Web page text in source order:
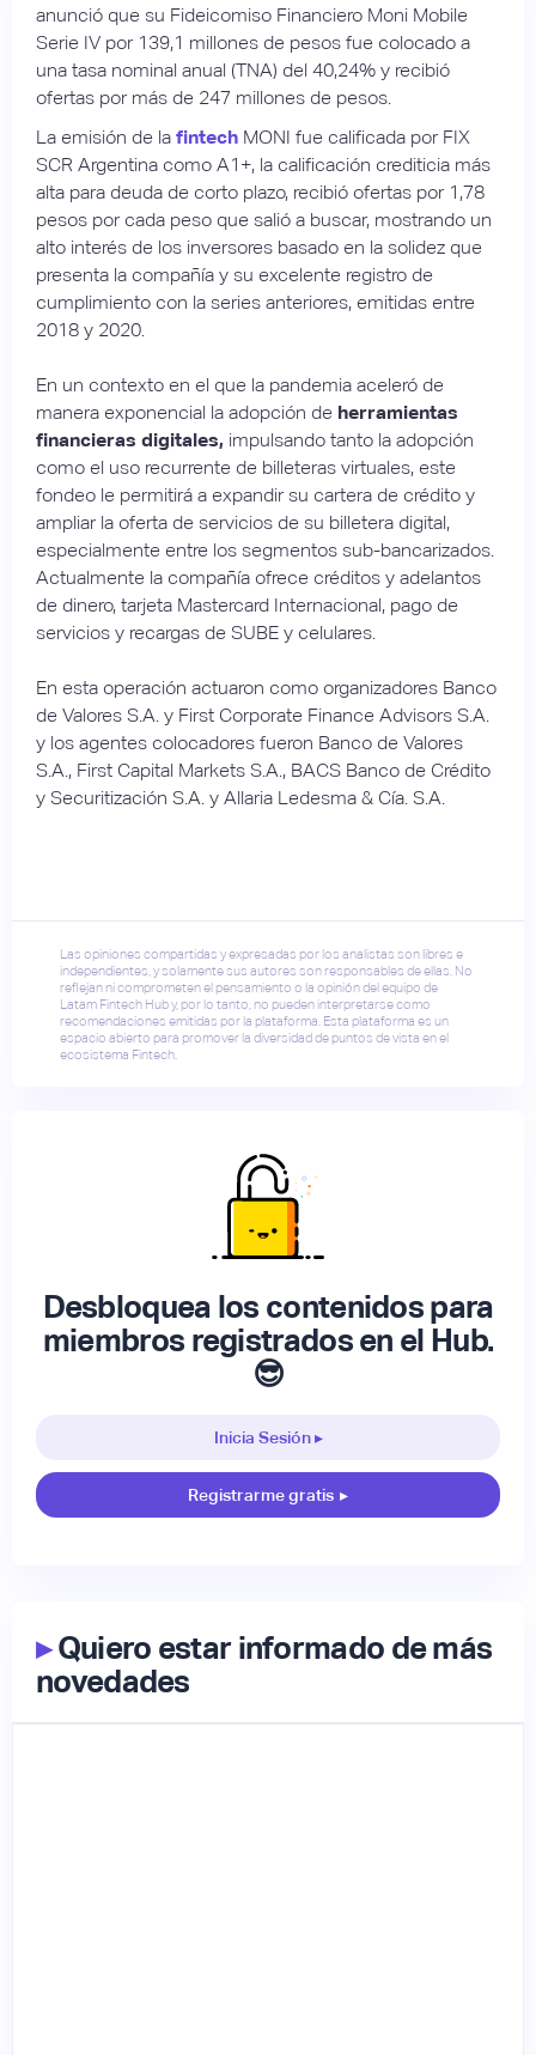
anunció que su Fideicomiso Financiero Moni Mobile
Serie IV por 139,1 millones de pesos fue colocado a
una tasa nominal anual (TNA) del 40,24% y recibió
ofertas por más de 247 millones de pesos.
La emisión de la fintech MONI fue calificada por FIX
SCR Argentina como A1+, la calificación crediticia más
alta para deuda de corto plazo, recibió ofertas por 1,78
pesos por cada peso que salió a buscar, mostrando un
alto interés de los inversores basado en la solidez que
presenta la compañía y su excelente registro de
cumplimiento con la series anteriores, emitidas entre
2018 y 2020.
En un contexto en el que la pandemia aceleró de
manera exponencial la adopción de herramientas
financieras digitales, impulsando tanto la adopción
como el uso recurrente de billeteras virtuales, este
fondeo le permitirá a expandir su cartera de crédito y
ampliar la oferta de servicios de su billetera digital,
especialmente entre los segmentos sub-bancarizados.
Actualmente la compañía ofrece créditos y adelantos
de dinero, tarjeta Mastercard Internacional, pago de
servicios y recargas de SUBE y celulares.
En esta operación actuaron como organizadores Banco
de Valores S.A. y First Corporate Finance Advisors S.A.
y los agentes colocadores fueron Banco de Valores
S.A., First Capital Markets S.A., BACS Banco de Crédito
y Securitización S.A. y Allaria Ledesma & Cía. S.A.
Las opiniones compartidas y expresadas por los analistas son libres e
independientes, y solamente sus autores son responsables de ellas. No
reflejan ni comprometen el pensamiento o la opinión del equipo de
Latam Fintech Hub y, por lo tanto, no pueden interpretarse como
recomendaciones emitidas por la plataforma. Esta plataforma es un
espacio abierto para promover la diversidad de puntos de vista en el
ecosistema Fintech.
Desbloquea los contenidos para
miembros registrados en el Hub.
😎
Inicia Sesión ▸
Registrarme gratis ▸
▸Quiero estar informado de más
novedades